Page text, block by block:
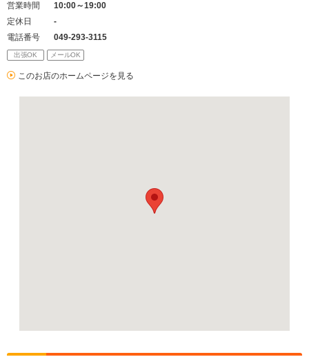
営業時間
10:00～19:00
定休日
-
電話番号
049-293-3115
出張OK メールOK
このお店のホームページを見る